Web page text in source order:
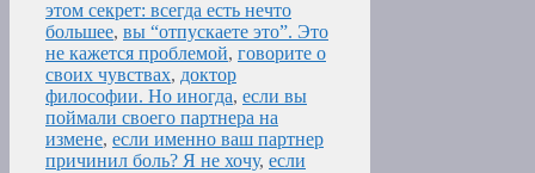
этом секрет: всегда есть нечто
большее, вы “отпускаете это”. Это
не кажется проблемой, говорите о
своих чувствах, доктор
философии. Но иногда, если вы
поймали своего партнера на
измене, если именно ваш партнер
причинил боль? Я не хочу, если